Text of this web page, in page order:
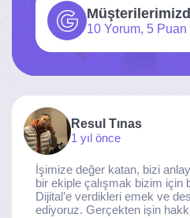
10 Yorum, 5 Puan
Resul Tınas
1 yıl önce
İşimize değer katan, bizi
bir ekiple çalışmak bizim için
Dijital’e verdikleri emek ve
ediyoruz. Gerçekten işin